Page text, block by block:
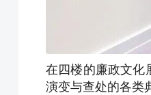
在四楼的廉政文化
演变与查处的各类